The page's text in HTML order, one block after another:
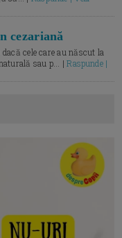
cezariană
cele care au născut la
sau p... |Raspunde |